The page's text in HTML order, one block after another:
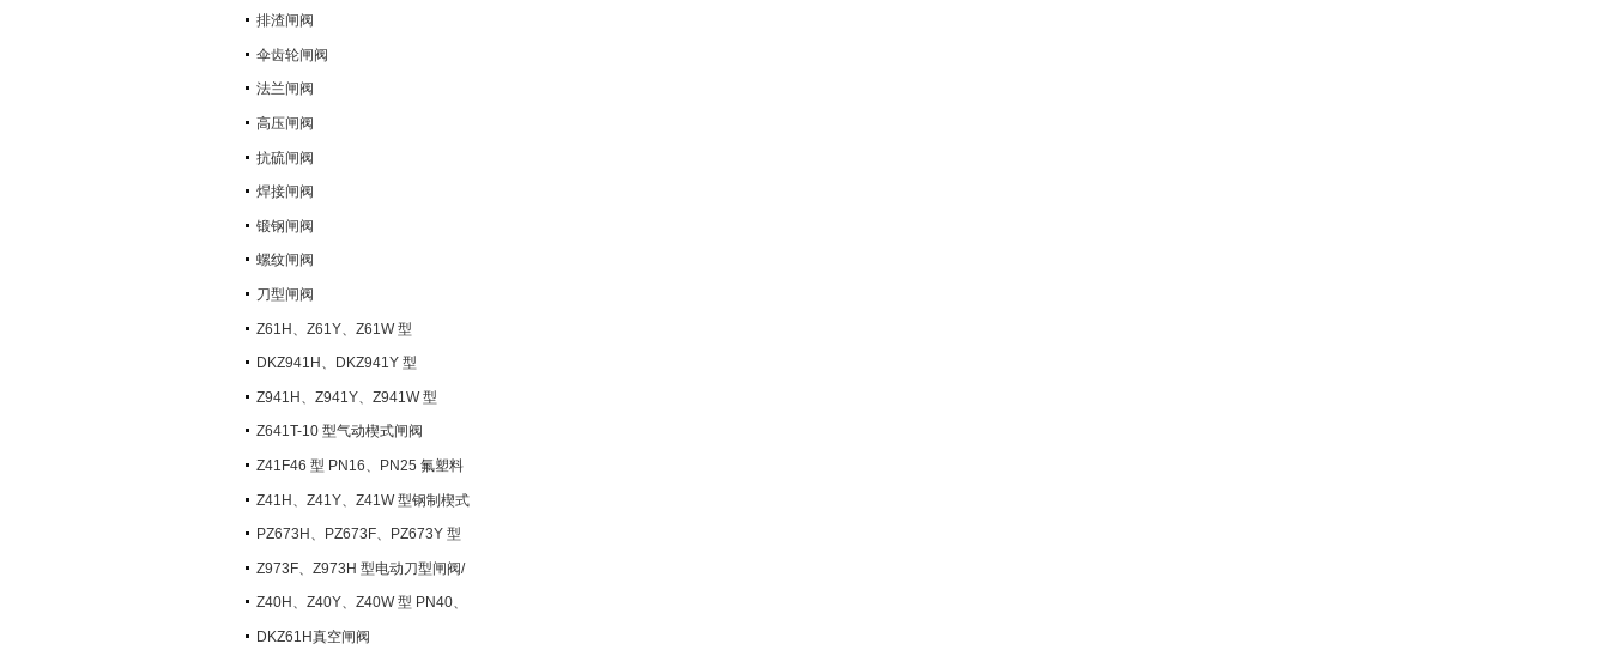
排渣闸阀
伞齿轮闸阀
法兰闸阀
高压闸阀
抗硫闸阀
焊接闸阀
锻钢闸阀
螺纹闸阀
刀型闸阀
Z61H、Z61Y、Z61W 型
PN100~PN160 承插焊楔式闸阀
DKZ941H、DKZ941Y 型
PN10~PN100 钢制真空闸阀
Z941H、Z941Y、Z941W 型
PN100~PN200 钢制电动楔式闸阀
Z641T-10 型气动楔式闸阀
Z41F46 型 PN16、PN25 氟塑料
衬里楔式闸阀
Z41H、Z41Y、Z41W 型钢制楔式
闸阀PZ673H、PZ673F、PZ673Y 型
气动刀型闸阀/刀闸阀
Z973F、Z973H 型电动刀型闸阀/
刀闸阀
Z40H、Z40Y、Z40W 型 PN40、
PN63 钢制楔式闸阀
DKZ61H真空闸阀